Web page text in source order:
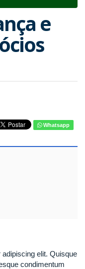
e
Whatsapp
elit. Quisque
condimentum